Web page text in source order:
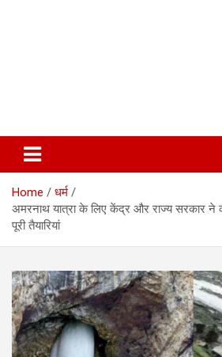
Home
धर्म
अमरनाथ यात्रा के लिए केंद्र और राज्य सरकार ने
पूरी तैयारियां